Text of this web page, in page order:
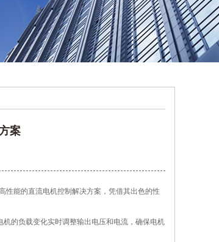
案
能的直流电机控制解决方案，凭借其出色的性
的负载变化实时调整输出电压和电流，确保电机